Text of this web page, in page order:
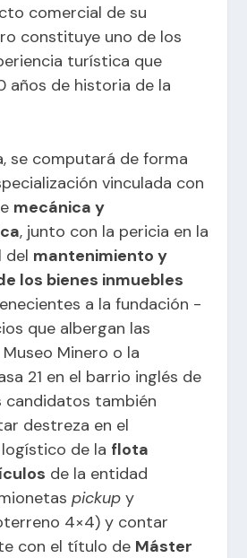
comercial de su
constituye uno de los
turística que
años de historia de la
se computará de forma
vinculada con
mecánica y
, junto con la pericia en la
del mantenimiento y
los bienes inmuebles
a la fundación -
que albergan las
Minero o la
21 en el barrio inglés de
candidatos también
destreza en el
de la flota
de la entidad
pickup y
4×4) y contar
con el título de Máster